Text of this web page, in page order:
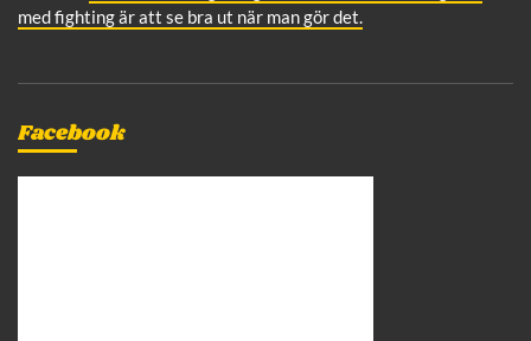
med fighting är att se bra ut när man gör det.
Facebook